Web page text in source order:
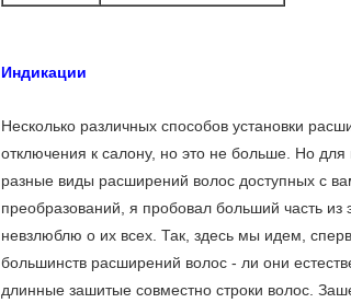
Индикации
Несколько различных способов установки
отключения к салону, но это не больше. Но
разные виды расширений волос доступных с
преобразований, я пробовал больший часть
невзлюблю о их всех. Так, здесь мы идем,
большинств расширений волос - ли они
длинные зашитые совместно строки волос.